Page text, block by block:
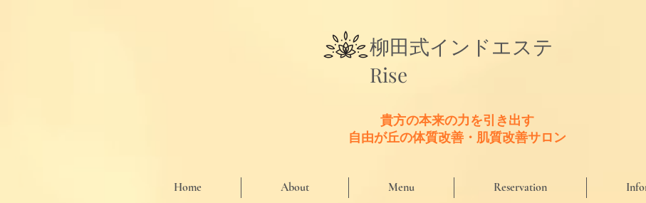
​柳田式インドエステ
Rise
貴方の本来の力を引き出す
​自由が丘の体質改善・肌質改善サロン
Home About Menu Reservation